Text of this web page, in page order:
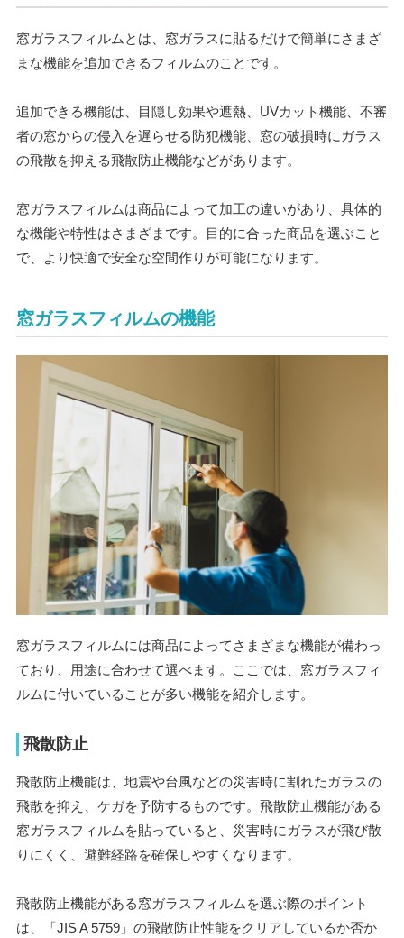
窓ガラスフィルムとは、窓ガラスに貼るだけで簡単にさまざ
まな機能を追加できるフィルムのことです。
追加できる機能は、目隠し効果や遮熱、UVカット機能、不審
者の窓からの侵入を遅らせる防犯機能、窓の破損時にガラス
の飛散を抑える飛散防止機能などがあります。
窓ガラスフィルムは商品によって加工の違いがあり、具体的
な機能や特性はさまざまです。目的に合った商品を選ぶこと
で、より快適で安全な空間作りが可能になります。
窓ガラスフィルムの機能
窓ガラスフィルムには商品によってさまざまな機能が備わっ
ており、用途に合わせて選べます。ここでは、窓ガラスフィ
ルムに付いていることが多い機能を紹介します。
飛散防止
飛散防止機能は、地震や台風などの災害時に割れたガラスの
飛散を抑え、ケガを予防するものです。飛散防止機能がある
窓ガラスフィルムを貼っていると、災害時にガラスが飛び散
りにくく、避難経路を確保しやすくなります。
飛散防止機能がある窓ガラスフィルムを選ぶ際のポイント
は、「JIS A 5759」の飛散防止性能をクリアしているか否か